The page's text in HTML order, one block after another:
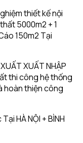
thiết kế nội
5000m2 + 1
150m2 Tại
XUẤT NHẬP
thi công hệ thống
hoàn thiện công
HÀ NỘI + BÌNH